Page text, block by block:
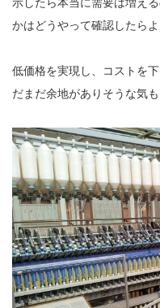
かはどうやって確認したら
低価格を実現し、コストを
だまだ余地がありそうな気も